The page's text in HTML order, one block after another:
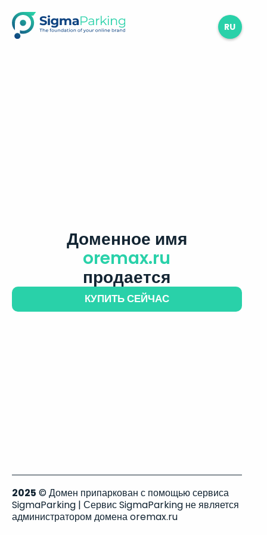
RU
Доменное имя
oremax.ru
продается
КУПИТЬ СЕЙЧАС
2025 © Домен припаркован с помощью сервиса
SigmaParking | Сервис SigmaParking не является
администратором домена oremax.ru